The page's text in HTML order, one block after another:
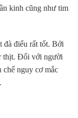
kinh cũng như tim
đà điểu rất tốt. Bởi
thịt. Đối với người
chế nguy cơ mắc